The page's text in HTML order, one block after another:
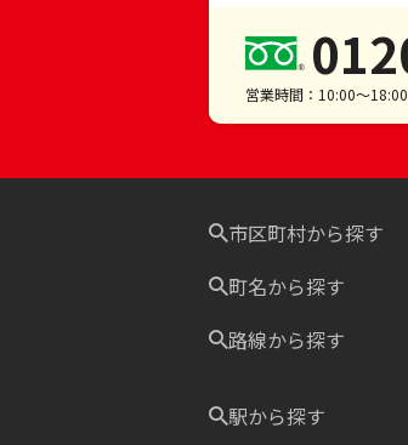
営業時間：10:00～
市区町村から探す
町名から探す
路線から探す
駅から探す